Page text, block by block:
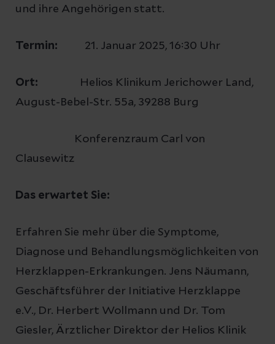
und ihre Angehörigen statt.
Termin: 21. Januar 2025, 16:30 Uhr
Ort: Helios Klinikum Jerichower Land,
August-Bebel-Str. 55a, 39288 Burg
Konferenzraum Carl von
Clausewitz
Das erwartet Sie:
Erfahren Sie mehr über die Symptome,
Diagnose und Behandlungsmöglichkeiten von
Herzklappen-Erkrankungen. Jens Näumann,
Geschäftsführer der Initiative Herzklappe
e.V., Dr. Herbert Wollmann und Dr. Tom
Giesler, Ärztlicher Direktor der Helios Klinik